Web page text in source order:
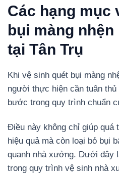
Các hạng mục
bụi màng
tại Tân Trụ
Khi vệ sinh quét bụi màng
người thực hiện cần tuân
bước trong quy trình chuẩn
Điều này không chỉ giúp quá
hiệu quả mà còn loại bỏ bụi
quanh nhà xưởng. Dưới đây
trong quy trình vệ sinh nhà